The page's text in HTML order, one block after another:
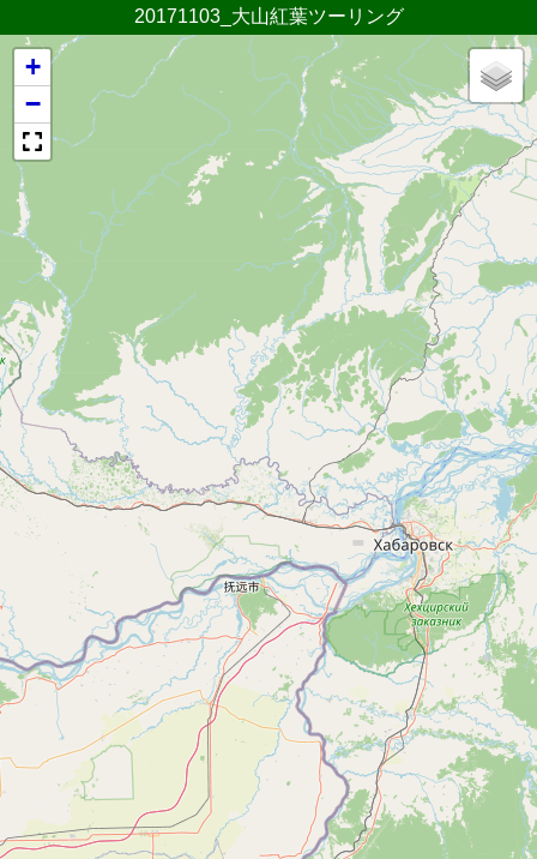
20171103_大山紅葉ツーリング
+
−